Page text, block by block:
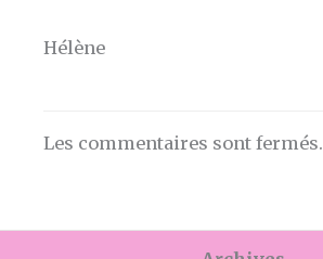
Hélène
Les commentaires sont fermés.